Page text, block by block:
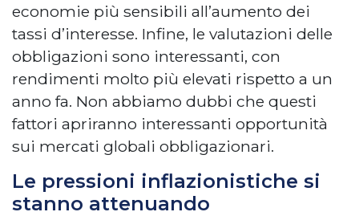
economie più sensibili all’aumento dei
tassi d’interesse. Infine, le valutazioni delle
obbligazioni sono interessanti, con
rendimenti molto più elevati rispetto a un
anno fa. Non abbiamo dubbi che questi
fattori apriranno interessanti opportunità
sui mercati globali obbligazionari.
Le pressioni inflazionistiche si
stanno attenuando